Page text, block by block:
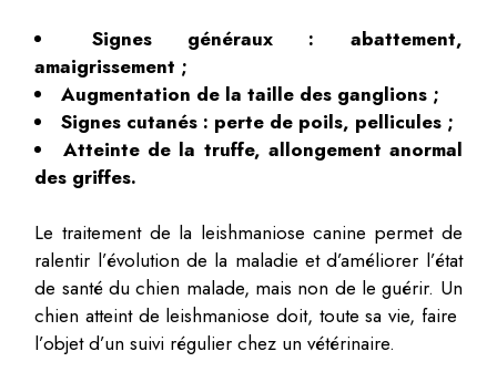
Signes généraux : abattement,
amaigrissement ;
Augmentation de la taille des ganglions ;
Signes cutanés : perte de poils, pellicules ;
Atteinte de la truffe, allongement anormal
des griffes.
Le traitement de la leishmaniose canine permet de
ralentir l’évolution de la maladie et d’améliorer l’état
de santé du chien malade, mais non de le guérir. Un
chien atteint de leishmaniose doit, toute sa vie, faire
l’objet d’un suivi régulier chez un vétérinaire.